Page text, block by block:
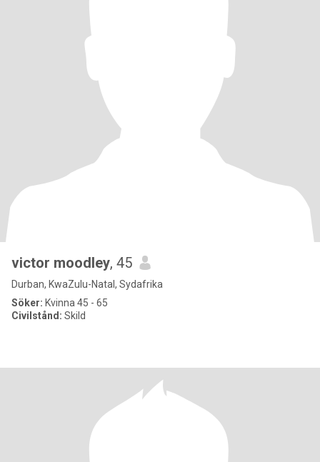
victor moodley, 45
Durban, KwaZulu-Natal, Sydafrika
Söker: Kvinna 45 - 65
Civilstånd: Skild